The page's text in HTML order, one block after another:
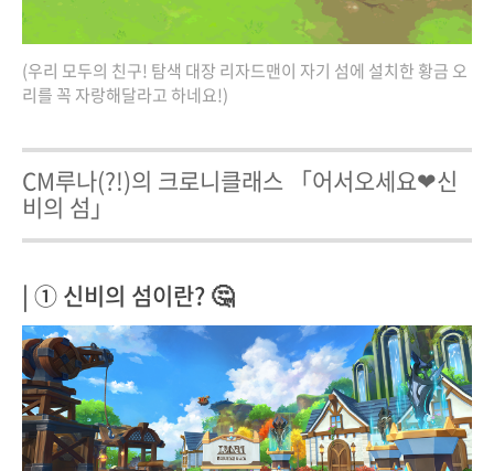
(우리 모두의 친구! 탐색 대장 리자드맨이 자기 섬에 설치한 황금 오
리를 꼭 자랑해달라고 하네요!)
CM루나(?!)의 크로니클래스 「어서오세요❤신
비의 섬」
| ① 신비의 섬이란? 🤔